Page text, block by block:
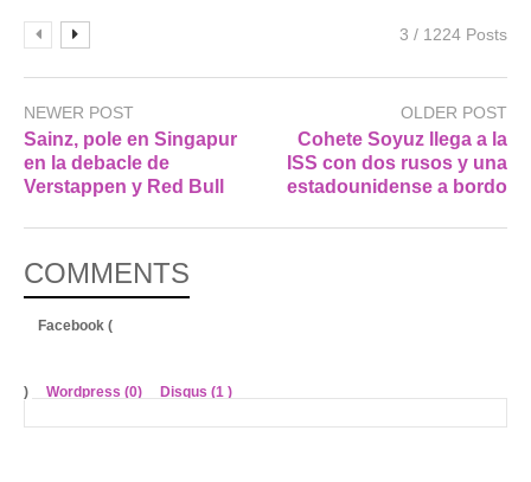
3 / 1224 Posts
NEWER POST
Sainz, pole en Singapur
en la debacle de
Verstappen y Red Bull
OLDER POST
Cohete Soyuz llega a la
ISS con dos rusos y una
estadounidense a bordo
COMMENTS
Facebook (
) Wordpress (0) Disqus (1 )